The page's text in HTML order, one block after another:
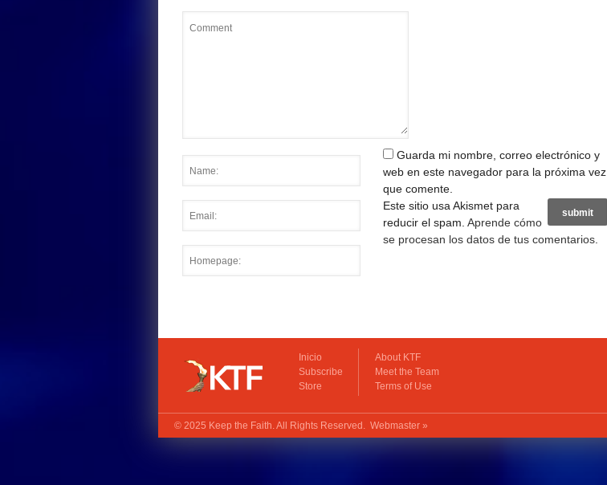
Guarda mi nombre, correo electrónico y
web en este navegador para la próxima vez
que comente.
Este sitio usa Akismet para
reducir el spam. Aprende cómo
se procesan los datos de tus comentarios
Inicio
Subscribe
Store
About KTF
Meet the Team
Terms of Use
© 2025 Keep the Faith. All Rights Reserved. Webmaster »